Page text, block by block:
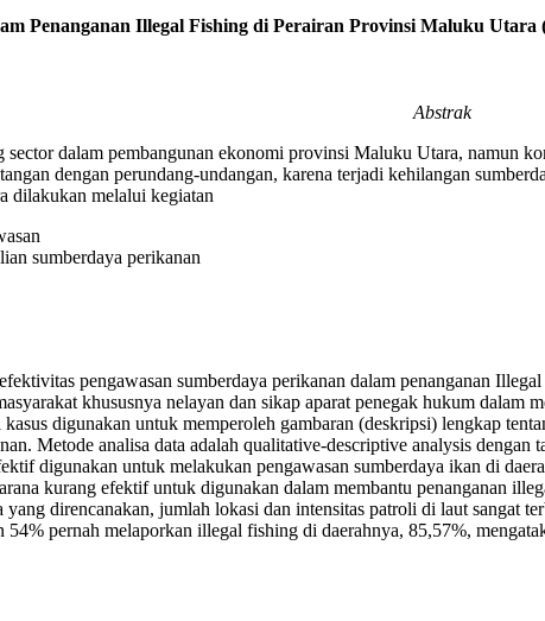
Penanganan Illegal Fishing di Perairan Provinsi Maluku
Abstrak
sector dalam pembangunan ekonomi provinsi Maluku Utara, namun
dengan perundang-undangan, karena terjadi kehilangan
dilakukan melalui kegiatan
sumberdaya perikanan
pengawasan sumberdaya perikanan dalam penanganan
khususnya nelayan dan sikap aparat penegak hukum dalam
digunakan untuk memperoleh gambaran (deskripsi) lengkap
Metode analisa data adalah qualitative-descriptive analysis
digunakan untuk melakukan pengawasan sumberdaya ikan di
kurang efektif untuk digunakan dalam membantu penanganan
direncanakan, jumlah lokasi dan intensitas patroli di laut sangat
54% pernah melaporkan illegal fishing di daerahnya, 85,57%,